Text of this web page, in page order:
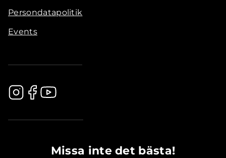
Persondatapolitik
Events
Missa inte det bästa!